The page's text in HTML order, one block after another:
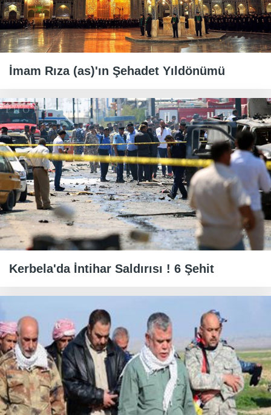
İmam Rıza (as)'ın Şehadet Yıldönümü
Kerbela'da İntihar Saldırısı ! 6 Şehit